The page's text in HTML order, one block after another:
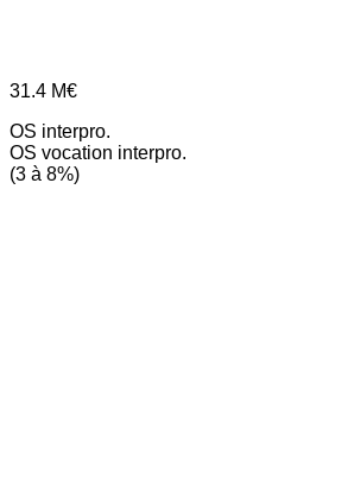
31.4 M€
OS interpro.
OS vocation interpro.
(3 à 8%)